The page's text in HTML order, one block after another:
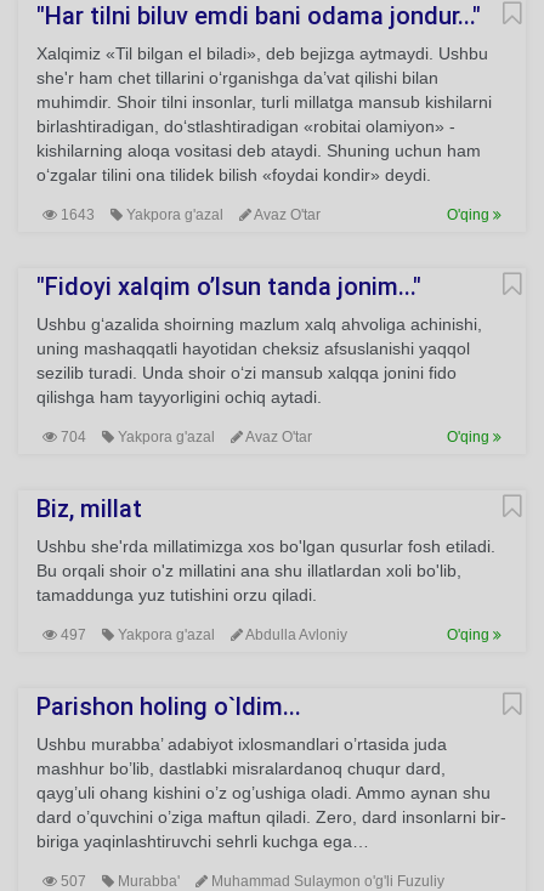
"Har tilni biluv emdi bani odama jondur..."
Xalqimiz «Til bilgan el biladi», deb bejizga aytmaydi. Ushbu
she'r ham chet tillarini o‘rganishga da’vat qilishi bilan
muhimdir. Shoir tilni insonlar, turli millatga mansub kishilarni
birlashtiradigan, do‘stlashtiradigan «robitai olamiyon» -
kishilarning aloqa vositasi deb ataydi. Shuning uchun ham
o‘zgalar tilini ona tilidek bilish «foydai kondir» deydi.
1643 Yakpora g'azal Avaz O'tar O'qing
"Fidoyi xalqim o’lsun tanda jonim..."
Ushbu g‘azalida shoirning mazlum xalq ahvoliga achinishi,
uning mashaqqatli hayotidan cheksiz afsuslanishi yaqqol
sezilib turadi. Unda shoir o‘zi mansub xalqqa jonini fido
qilishga ham tayyorligini ochiq aytadi.
704 Yakpora g'azal Avaz O'tar O'qing
Biz, millat
Ushbu she'rda millatimizga xos bo'lgan qusurlar fosh etiladi.
Bu orqali shoir o'z millatini ana shu illatlardan xoli bo'lib,
tamaddunga yuz tutishini orzu qiladi.
497 Yakpora g'azal Abdulla Avloniy O'qing
Parishon holing o`ldim...
Ushbu murabba’ adabiyot ixlosmandlari o’rtasida juda
mashhur bo’lib, dastlabki misralardanoq chuqur dard,
qayg’uli ohang kishini o’z og’ushiga oladi. Ammo aynan shu
dard o’quvchini o’ziga maftun qiladi. Zero, dard insonlarni bir-
biriga yaqinlashtiruvchi sehrli kuchga ega…
507 Murabba'
Muhammad Sulaymon o'g'li Fuzuliy